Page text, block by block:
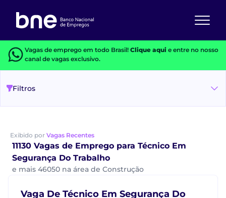
Vagas de emprego em todo Brasil! Clique aquie entre no nosso
canal de vagas exclusivo.
Filtros
Exibido por Vagas Recentes
11130 Vagas de Emprego para Técnico Em
Segurança Do Trabalho
e mais 46050 na área de Construção
Vaga De Técnico Em Segurança Do